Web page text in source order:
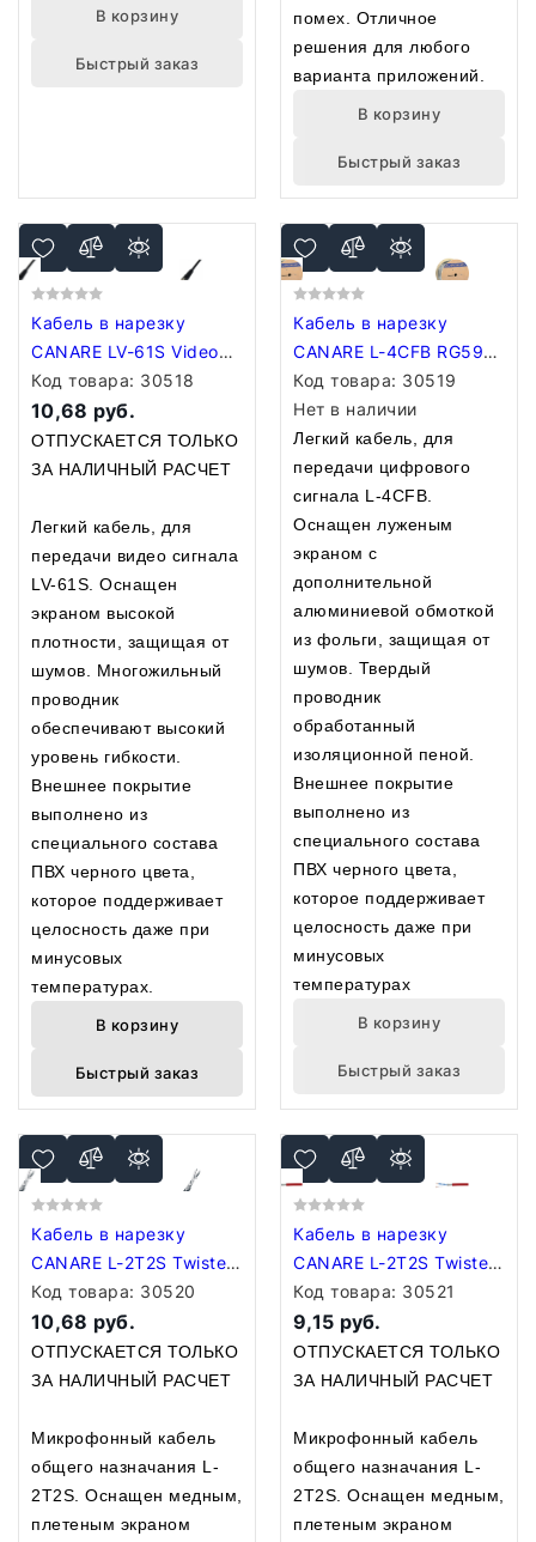
В корзину
Быстрый заказ
помех. Отличное
решения для любого
варианта приложений.
В корзину
Быстрый заказ
Кабель в нарезку
CANARE LV-61S Video
Coaxial Cable Black
Код товара: 30518
10,68 руб.
ОТПУСКАЕТСЯ ТОЛЬКО
ЗА НАЛИЧНЫЙ РАСЧЕТ
Легкий кабель, для
передачи видео сигнала
LV-61S. Оснащен
экраном высокой
плотности, защищая от
шумов. Многожильный
проводник
обеспечивают высокий
уровень гибкости.
Внешнее покрытие
выполнено из
специального состава
ПВХ черного цвета,
которое поддерживает
целосность даже при
минусовых
температурах.
В корзину
Быстрый заказ
Кабель в нарезку
CANARE L-4CFB RG59
HD-SDI Coaxial Cable
Black
Код товара: 30519
Нет в наличии
Легкий кабель, для
передачи цифрового
сигнала L-4CFB.
Оснащен луженым
экраном с
дополнительной
алюминиевой обмоткой
из фольги, защищая от
шумов. Твердый
проводник
обработанный
изоляционной пеной.
Внешнее покрытие
выполнено из
специального состава
ПВХ черного цвета,
которое поддерживает
целосность даже при
минусовых
температурах
В корзину
Быстрый заказ
Кабель в нарезку
CANARE L-2T2S Twisted
Pair Microphone Bulk
Cable Yellow
Код товара: 30520
10,68 руб.
ОТПУСКАЕТСЯ ТОЛЬКО
ЗА НАЛИЧНЫЙ РАСЧЕТ
Микрофонный кабель
общего назначания L-
2T2S. Оснащен медным,
плетеным экраном
Кабель в нарезку
CANARE L-2T2S Twisted
Pair Microphone Bulk
Cable RED
Код товара: 30521
9,15 руб.
ОТПУСКАЕТСЯ ТОЛЬКО
ЗА НАЛИЧНЫЙ РАСЧЕТ
Микрофонный кабель
общего назначания L-
2T2S. Оснащен медным,
плетеным экраном